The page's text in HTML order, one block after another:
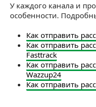
У каждого канала и
особенности.
Как отправить
Как отправить
Fasttrack
Как отправить
Wazzup24
Как отправить